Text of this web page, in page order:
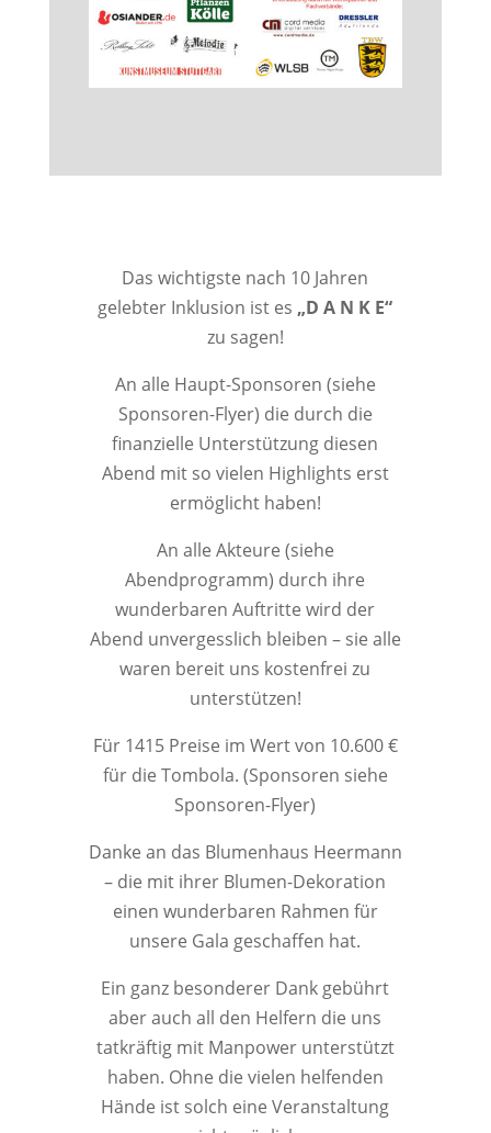
Das wichtigste nach 10 Jahren
gelebter Inklusion ist es „D A N K E“
zu sagen!
An alle Haupt-Sponsoren (siehe
Sponsoren-Flyer) die durch die
finanzielle Unterstützung diesen
Abend mit so vielen Highlights erst
ermöglicht haben!
An alle Akteure (siehe
Abendprogramm) durch ihre
wunderbaren Auftritte wird der
Abend unvergesslich bleiben – sie alle
waren bereit uns kostenfrei zu
unterstützen!
Für 1415 Preise im Wert von 10.600 €
für die Tombola. (Sponsoren siehe
Sponsoren-Flyer)
Danke an das Blumenhaus Heermann
– die mit ihrer Blumen-Dekoration
einen wunderbaren Rahmen für
unsere Gala geschaffen hat.
Ein ganz besonderer Dank gebührt
aber auch all den Helfern die uns
tatkräftig mit Manpower unterstützt
haben. Ohne die vielen helfenden
Hände ist solch eine Veranstaltung